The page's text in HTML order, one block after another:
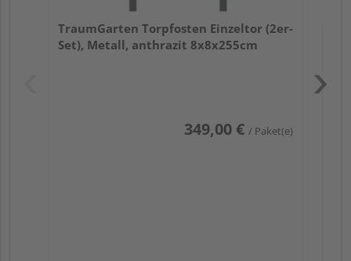
TraumGarten Torpfosten Einzeltor (2er-
Set), Metall, anthrazit 8x8x255cm
349,00 € / Paket(e)